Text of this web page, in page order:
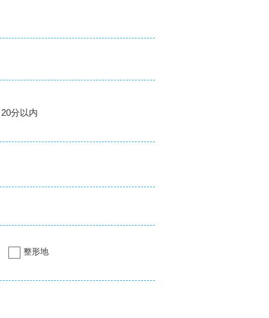
20分以内
整形地